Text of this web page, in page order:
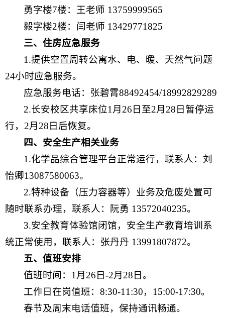
勇字楼7楼：王老师 13759999565
毅字楼2楼：闫老师 13429771825
三、住房应急服务
1.提供空置周转公寓水、电、暖、天然气问题
24小时应急服务。
应急服务电话：张碧霄88492454/18992829289
2.长安校区共享床位1月26日至2月28日暂停运
行，2月28日后恢复。
四、安全生产相关业务
1.化学品综合管理平台正常运行，联系人：刘
怡卿13087580063。
2.特种设备（压力容器等）业务及危废处置可
随时联系办理，联系人：阮勇 13572040235。
3.安全教育体验馆闭馆，安全生产教育培训系
统正常使用，联系人：张丹丹 13991807872。
五、值班安排
值班时间：1月26日-2月28日。
工作日在岗值班：8:30-11:30，15:00-17:30。
春节及周末电话值班，保持通讯畅通。